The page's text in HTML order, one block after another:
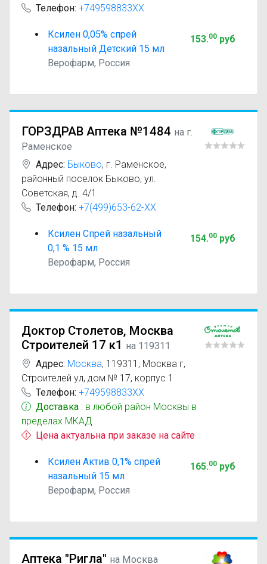
Телефон: +749598833XX
Ксилен 0,05% спрей
назальный Детский 15 мл
Верофарм, Россия
153.00руб
ГОРЗДРАВ Аптека №1484 на г.
Раменское
Адрес: Быково, г. Раменское,
районный поселок Быково, ул.
Советская, д. 4/1
Телефон: +7(499)653-62-XX
Ксилен Спрей назальный
0,1 % 15 мл
Верофарм, Россия
154.00руб
Доктор Столетов, Москва
Строителей 17 к1 на 119311
Адрес: Москва, 119311, Москва г,
Строителей ул, дом № 17, корпус 1
Телефон: +749598833XX
Доставка : в любой район Москвы в
пределах МКАД
Цена актуальна при заказе на сайте
Ксилен Актив 0,1% спрей
назальный 15 мл
Верофарм, Россия
165.00руб
Аптека "Ригла" на Москва